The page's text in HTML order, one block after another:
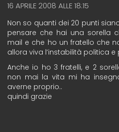
16 APRILE 2008 ALLE 18:15
Non so quanti dei 20 punti
pensare che hai una sorella
mail e che ho un fratello che
allora viva l’instabilità politica e
Anche io ho 3 fratelli, e 2
non mai la vita mi ha
averne proprio..
quindi grazie